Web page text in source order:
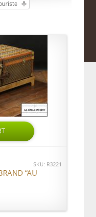
SKU: R3221
“AU